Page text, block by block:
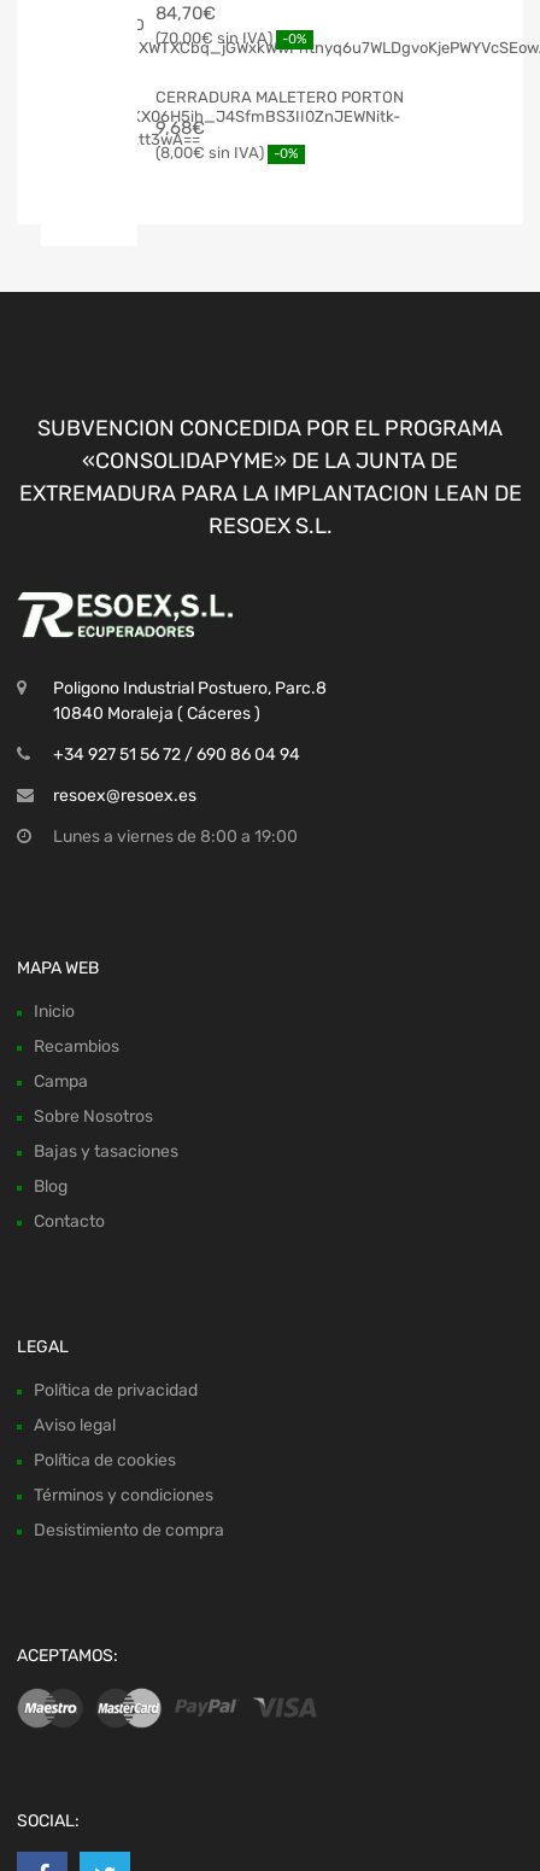
84,70€
70,00€ -0%
CERRADURA MALETERO PORTON
9,68€
8,00€ -0%
SUBVENCION CONCEDIDA POR EL PROGRAMA
«CONSOLIDAPYME» DE LA JUNTA DE
EXTREMADURA PARA LA IMPLANTACION LEAN DE
RESOEX S.L.
Poligono Industrial Postuero, Parc.8
10840 Moraleja ( Cáceres )
+34 927 51 56 72 / 690 86 04 94
resoex@resoex.es
Lunes a viernes de 8:00 a 19:00
MAPA WEB
Inicio
Recambios
Campa
Sobre Nosotros
Bajas y tasaciones
Blog
Contacto
LEGAL
Política de privacidad
Aviso legal
Política de cookies
Términos y condiciones
Desistimiento de compra
ACEPTAMOS:
SOCIAL: